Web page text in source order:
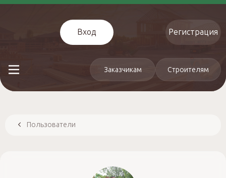
Вход Регистрация
Заказчикам Строителям
Пользователи